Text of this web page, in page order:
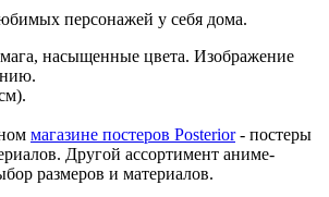
персонажей у себя дома.
насыщенные цвета. Изображение
магазине постеров Posterior- постеры
Другой ассортимент аниме-
размеров и материалов.